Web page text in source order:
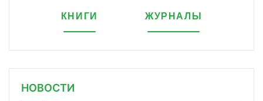
КНИГИ ЖУРНАЛЫ
НОВОСТИ